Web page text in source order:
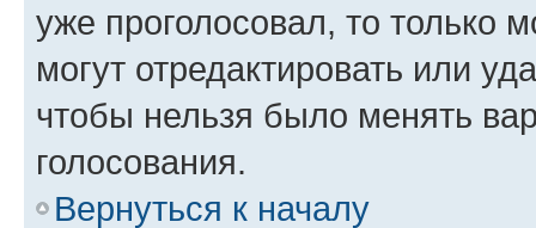
уже проголосовал, то только
могут отредактировать или
чтобы нельзя было менять
голосования.
Вернуться к началу